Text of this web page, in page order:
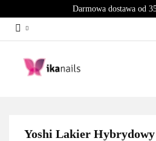
Darmowa dostawa od
Yoshi Lakier Hybrydowy